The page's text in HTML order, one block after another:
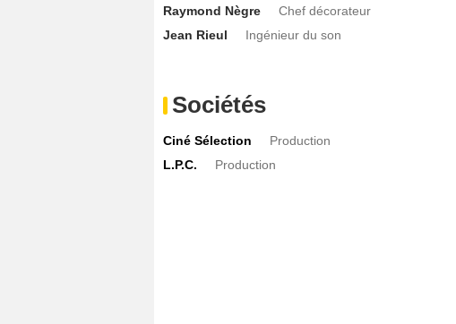
Raymond Nègre
Chef décorateur
Jean Rieul
Ingénieur du son
Sociétés
Ciné Sélection
Production
L.P.C.
Production